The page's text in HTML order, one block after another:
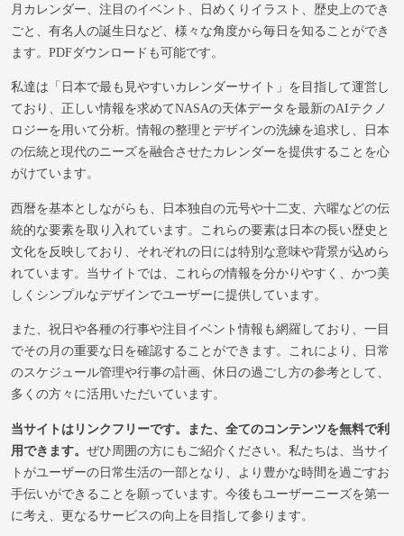
月カレンダー、注目のイベント、日めくりイラスト、歴史上のでき
ごと、有名人の誕生日など、様々な角度から毎日を知ることができ
ます。PDFダウンロードも可能です。
私達は「日本で最も見やすいカレンダーサイト」を目指して運営し
ており、正しい情報を求めてNASAの天体データを最新のAIテクノ
ロジーを用いて分析。情報の整理とデザインの洗練を追求し、日本
の伝統と現代のニーズを融合させたカレンダーを提供することを心
がけています。
西暦を基本としながらも、日本独自の元号や十二支、六曜などの伝
統的な要素を取り入れています。これらの要素は日本の長い歴史と
文化を反映しており、それぞれの日には特別な意味や背景が込めら
れています。当サイトでは、これらの情報を分かりやすく、かつ美
しくシンプルなデザインでユーザーに提供しています。
また、祝日や各種の行事や注目イベント情報も網羅しており、一目
でその月の重要な日を確認することができます。これにより、日常
のスケジュール管理や行事の計画、休日の過ごし方の参考として、
多くの方々に活用いただいています。
当サイトはリンクフリーです。また、全てのコンテンツを無料で利
用できます。 ぜひ周囲の方にもご紹介ください。私たちは、当サイ
トがユーザーの日常生活の一部となり、より豊かな時間を過ごすお
手伝いができることを願っています。今後もユーザーニーズを第一
に考え、更なるサービスの向上を目指して参ります。